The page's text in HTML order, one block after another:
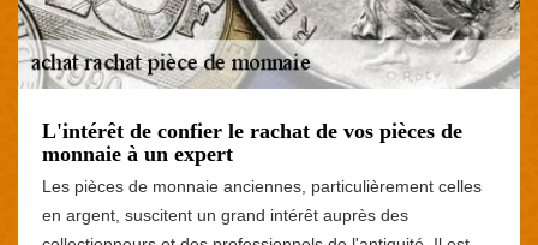
L'intérêt de confier le rachat de vos pièces de
monnaie à un expert
Les pièces de monnaie anciennes, particulièrement celles
en argent, suscitent un grand intérêt auprès des